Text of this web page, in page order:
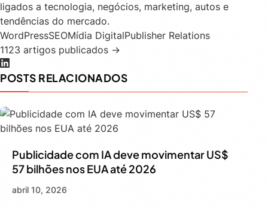
ligados a tecnologia, negócios, marketing, autos e
tendências do mercado.
WordPressSEOMídia DigitalPublisher Relations
1123 artigos publicados →
POSTS RELACIONADOS
Publicidade com IA deve movimentar US$
57 bilhões nos EUA até 2026
abril 10, 2026